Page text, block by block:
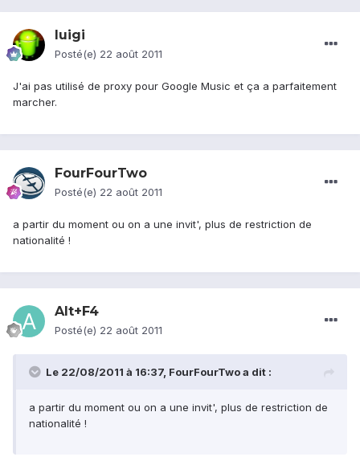
luigi
Posté(e) 22 août 2011
J'ai pas utilisé de proxy pour Google Music et ça a parfaitement
marcher.
FourFourTwo
Posté(e) 22 août 2011
a partir du moment ou on a une invit', plus de restriction de
nationalité !
Alt+F4
Posté(e) 22 août 2011
Le 22/08/2011 à 16:37, FourFourTwo a dit :
a partir du moment ou on a une invit', plus de restriction de
nationalité !